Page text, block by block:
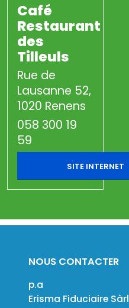
Café
Restaurant
des
Tilleuls
Rue de
Lausanne 52,
1020 Renens
058 300 19
59
SITE INTERNET
NOUS CONTACTER
p.a
Erisma Fiduciaire Sàrl